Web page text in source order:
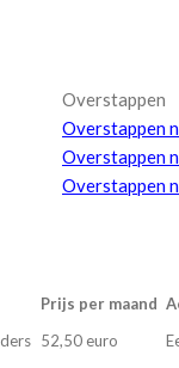
Overstappen
Overstappen
Overstappen
Overstappen
Prijs per maand
52,50 euro